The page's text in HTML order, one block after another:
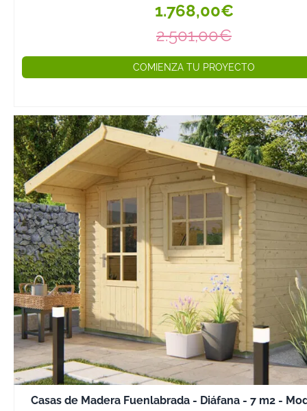
1.768,00€
2.501,00€
COMIENZA TU PROYECTO
Casas de Madera Fuenlabrada - Diáfana - 7 m2 -